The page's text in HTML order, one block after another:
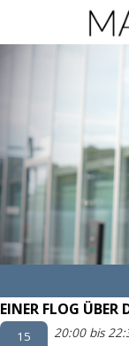
EINER FLOG ÜBER
15 20:00 bis